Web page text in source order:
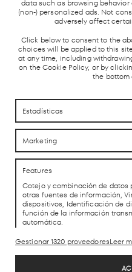
data such as browsing
(non-) personalized ads. Not
adversely affect
Click below to consent to the
choices will be applied to this
at any time, including
on the Cookie Policy, or by
the bottom
Estadísticas
Marketing
Features
Cotejo y combinación de datos
otras fuentes de información,
dispositivos, Identificación de
función de la información
automática.
Gestionar 1320 proveedoresLeer
CERCANÍAS
Y AVE
CÓMO LLEGAR
CÓMO LLEGAR
CONTACTO
CONTACTO
LAB theCLUB
Aviso Legal
Política de Privacidad